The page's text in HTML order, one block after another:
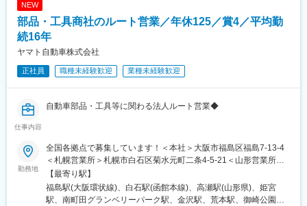
NEW
部品・工具商社のルート営業／年休125／賞4／平均勤
続16年
ヤマト自動車株式会社
正社員 職種未経験歓迎 業種未経験歓迎
仕事内容
自動車部品・工具等に関わる法人ルート営業◆
勤務地
全国各拠点で募集しています！＜本社＞大阪市福島区福島7-13-4
＜札幌営業所＞札幌市白石区菊水元町二条4-5-21＜山形営業所＞
山形市立谷川1-1059-18＜関東営業所＞埼玉県北葛飾郡杉戸町堤
根3864＜町田営業所＞東京都町田市南町田3丁目35-26＜金沢営業
所＞石川県金沢市藤江南2-38＜大阪営業所＞東大阪市横枕西10-
【最寄り駅】
福島駅(大阪環状線)、白石駅(函館本線)、高瀬駅(山形県)、姫宮
駅、南町田グランベリーパーク駅、金沢駅、荒本駅、御崎公園